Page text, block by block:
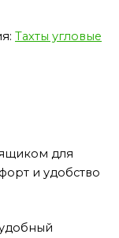
Тахты угловые
ящиком для
и удобство